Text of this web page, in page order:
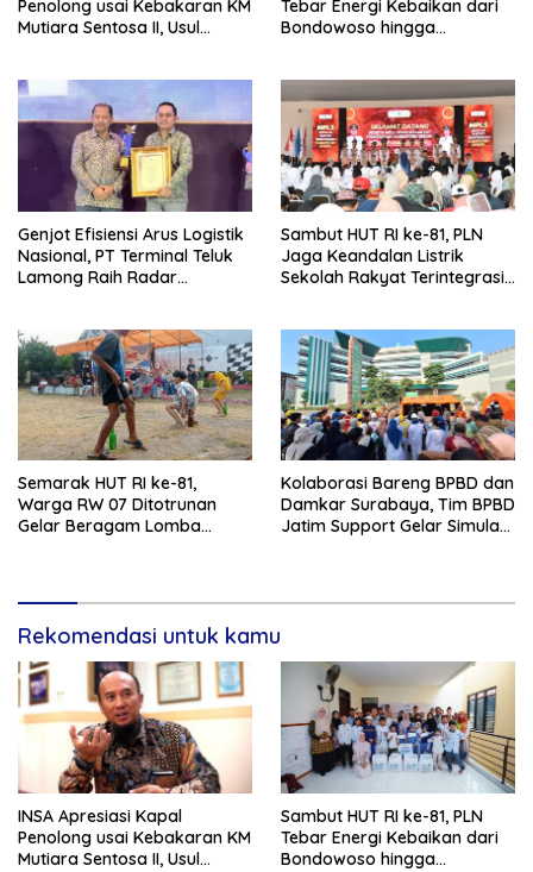
Penolong usai Kebakaran KM
Mutiara Sentosa II, Usul
Tebar Energi Kebaikan dari
Bondowoso hingga
Genjot Efisiensi Arus Logistik
Nasional, PT Terminal Teluk
Lamong Raih Radar
Sambut HUT RI ke-81, PLN
Jaga Keandalan Listrik
Sekolah Rakyat Terintegrasi 1
Semarak HUT RI ke-81,
Warga RW 07 Ditotrunan
Gelar Beragam Lomba
Kolaborasi Bareng BPBD dan
Damkar Surabaya, Tim BPBD
Jatim Support Gelar Simulasi
Rekomendasi untuk kamu
INSA Apresiasi Kapal
Penolong usai Kebakaran KM
Mutiara Sentosa II, Usul
Sambut HUT RI ke-81, PLN
Tebar Energi Kebaikan dari
Bondowoso hingga